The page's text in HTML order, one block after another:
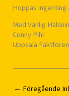
Hoppas
Med Vänlig
Conny Pihl
Uppsala
← Föregående